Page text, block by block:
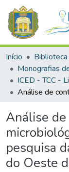
Início
Monografias
Análise
pesquisa
do Oeste